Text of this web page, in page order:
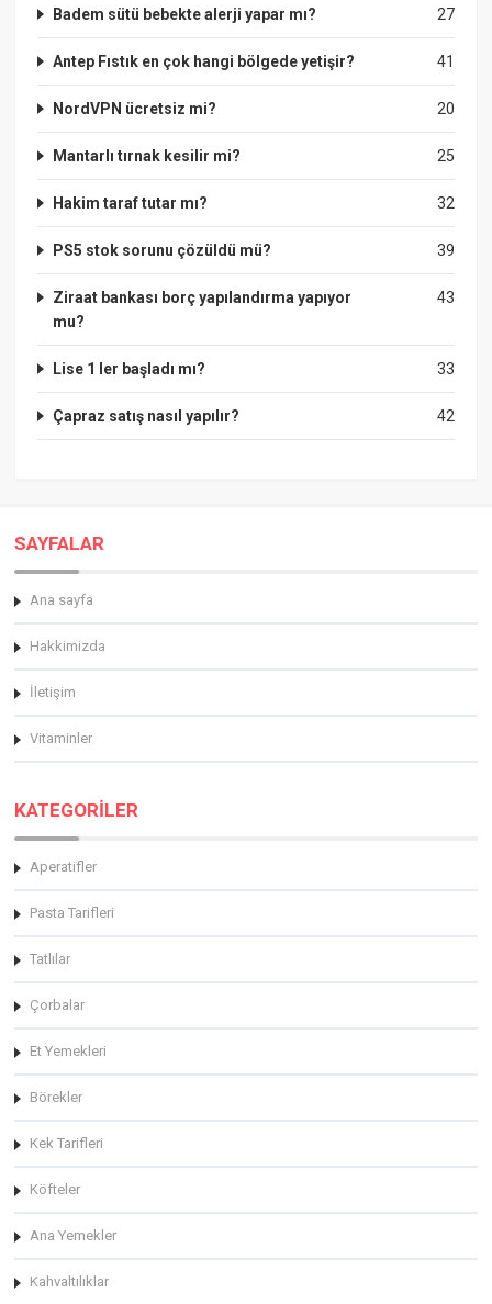
27
Badem sütü bebekte alerji yapar mı?
41
Antep Fıstık en çok hangi bölgede yetişir?
20
NordVPN ücretsiz mi?
25
Mantarlı tırnak kesilir mi?
32
Hakim taraf tutar mı?
39
PS5 stok sorunu çözüldü mü?
43
Ziraat bankası borç yapılandırma yapıyor
mu?
33
Lise 1 ler başladı mı?
42
Çapraz satış nasıl yapılır?
SAYFALAR
Ana sayfa
Hakkimizda
İletişim
Vitaminler
KATEGORİLER
Aperatifler
Pasta Tarifleri
Tatlılar
Çorbalar
Et Yemekleri
Börekler
Kek Tarifleri
Köfteler
Ana Yemekler
Kahvaltılıklar